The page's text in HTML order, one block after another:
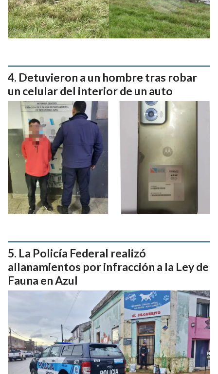
Detuvieron a un hombre tras robar
un celular del interior de un auto
La Policía Federal realizó
allanamientos por infracción a la Ley de
Fauna en Azul